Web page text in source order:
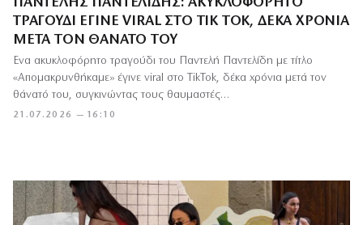
ΤΡΑΓΟΎΔΙ ΈΓΙΝΕ VIRAL ΣΤΟ TIK TOK, ΔΈΚΑ ΧΡΌΝΙΑ
ΜΕΤΆ ΤΟΝ ΘΆΝΑΤΌ ΤΟΥ
21.07.2026 — 16:10
Ένα ακυκλοφόρητο τραγούδι του Παντελή Παντελίδη με τίτλο
«Απομακρυνθήκαμε» έγινε viral στο TikTok, δέκα χρόνια μετά τον
θάνατό του, συγκινώντας τους θαυμαστές…